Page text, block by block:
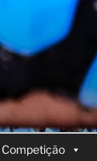
Competição